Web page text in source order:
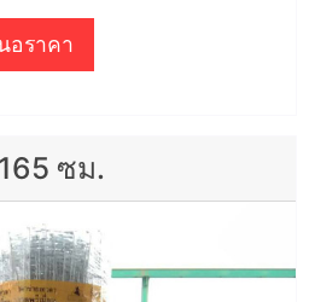
อราคา
ซม.